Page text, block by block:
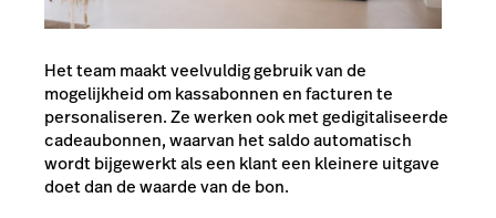
Het team maakt veelvuldig gebruik van de
mogelijkheid om kassabonnen en facturen te
personaliseren. Ze werken ook met gedigitaliseerde
cadeaubonnen, waarvan het saldo automatisch
wordt bijgewerkt als een klant een kleinere uitgave
doet dan de waarde van de bon.